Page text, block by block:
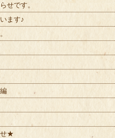
せです。
ます♪
せ★